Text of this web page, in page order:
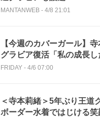
MANTANWEB - 4/8 21:01
【今週のカバーガール】
グラビア復活「私の成長
込みました！」
FRIDAY - 4/6 07:00
＜寺本莉緒＞5年ぶり王
ボーダー水着ではじける